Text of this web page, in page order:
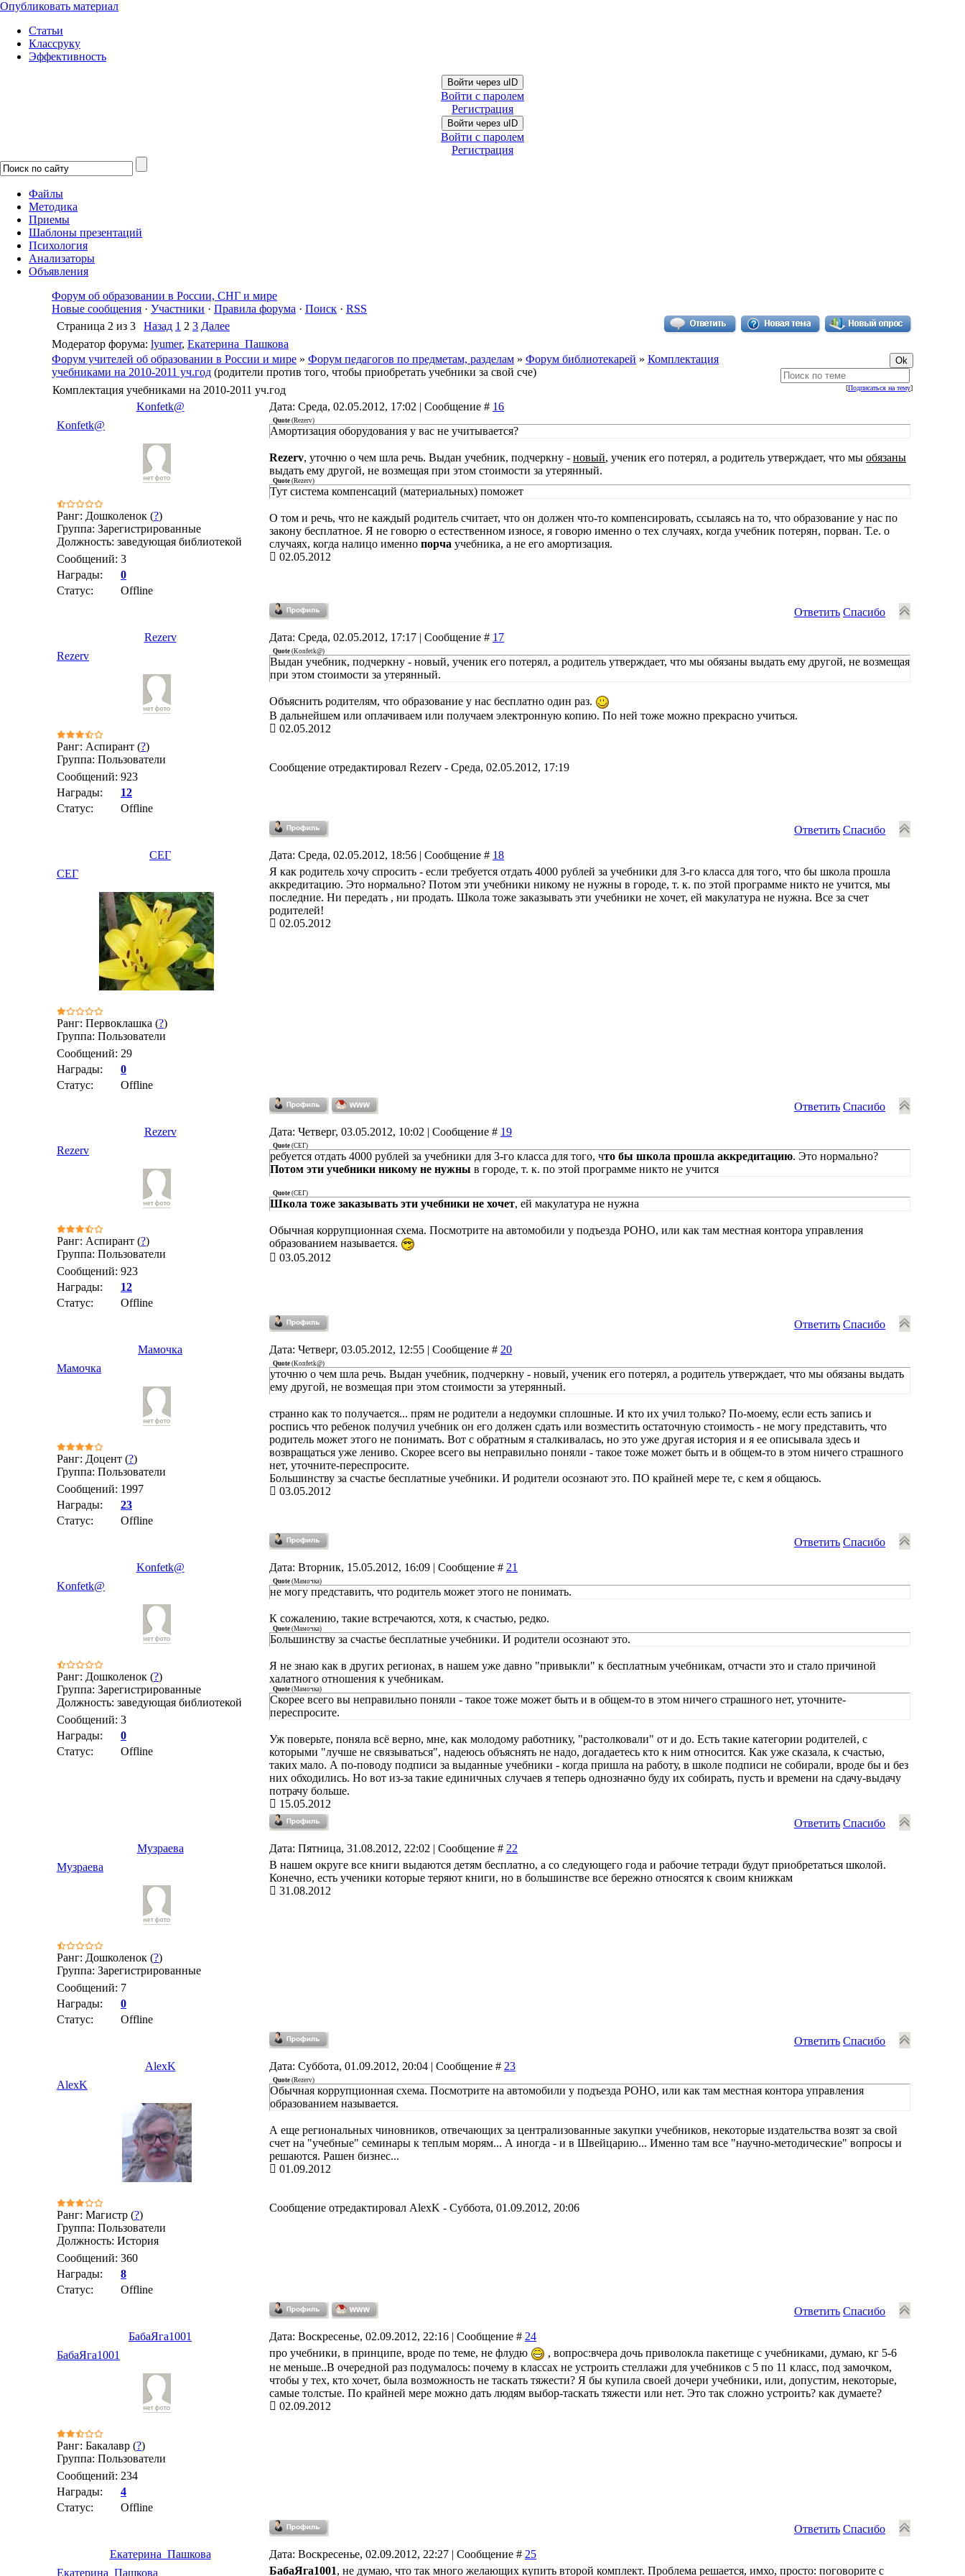
Опубликовать материал
Статьи
Классруку
Эффективность
Войти через uID
Войти с паролем
Регистрация
Войти через uID
Войти с паролем
Регистрация
Файлы
Методика
Приемы
Шаблоны презентаций
Психология
Анализаторы
Объявления
Форум об образовании в России, СНГ и мире
Новые сообщения · Участники · Правила форума · Поиск · RSS
Страница 2 из 3 Назад 1 2 3 Далее
Модератор форума: lyumer, Екатерина_Пашкова
Форум учителей об образовании в России и мире » Форум педагогов по предметам, разделам » Форум библиотекарей » Комплектация
учебниками на 2010-2011 уч.год (родители против того, чтобы приобретать учебники за свой сче)
[Подписаться на тему]
Комплектация учебниками на 2010-2011 уч.год
Konfetk@
Дата: Среда, 02.05.2012, 17:02 | Сообщение # 16
Konfetk@
Ранг: Дошколенок (?)
Группа: Зарегистрированные
Должность: заведующая библиотекой
Сообщений: 3
Награды:
0
Статус:
Offline
Quote (Rezerv)
Амортизация оборудования у вас не учитывается?
Rezerv, уточню о чем шла речь. Выдан учебник, подчеркну - новый, ученик его потерял, а родитель утверждает, что мы обязаны
выдать ему другой, не возмещая при этом стоимости за утерянный.
Quote (Rezerv)
Тут система компенсаций (материальных) поможет
О том и речь, что не каждый родитель считает, что он должен что-то компенсировать, ссылаясь на то, что образование у нас по
закону бесплатное. Я не говорю о естественном износе, я говорю именно о тех случаях, когда учебник потерян, порван. Т.е. о
случаях, когда налицо именно порча учебника, а не его амортизация.
02.05.2012
Ответить Спасибо
Rezerv Дата: Среда, 02.05.2012, 17:17 | Сообщение # 17
Rezerv
Ранг: Аспирант (?)
Группа: Пользователи
Сообщений: 923
Награды:
12
Статус:
Offline
Quote (Konfetk@)
Выдан учебник, подчеркну - новый, ученик его потерял, а родитель утверждает, что мы обязаны выдать ему другой, не возмещая
при этом стоимости за утерянный.
Объяснить родителям, что образование у нас бесплатно один раз.
В дальнейшем или оплачиваем или получаем электронную копию. По ней тоже можно прекрасно учиться.
02.05.2012
Сообщение отредактировал Rezerv - Среда, 02.05.2012, 17:19
Ответить Спасибо
СЕГ Дата: Среда, 02.05.2012, 18:56 | Сообщение # 18
СЕГ
Ранг: Первоклашка (?)
Группа: Пользователи
Сообщений: 29
Награды:
0
Статус:
Offline
Я как родитель хочу спросить - если требуется отдать 4000 рублей за учебники для 3-го класса для того, что бы школа прошла
аккредитацию. Это нормально? Потом эти учебники никому не нужны в городе, т. к. по этой программе никто не учится, мы
последние. Ни передать , ни продать. Школа тоже заказывать эти учебники не хочет, ей макулатура не нужна. Все за счет
родителей!
02.05.2012
Ответить Спасибо
Rezerv Дата: Четверг, 03.05.2012, 10:02 | Сообщение # 19
Rezerv
Ранг: Аспирант (?)
Группа: Пользователи
Сообщений: 923
Награды:
12
Статус:
Offline
Quote (СЕГ)
ребуется отдать 4000 рублей за учебники для 3-го класса для того, что бы школа прошла аккредитацию. Это нормально?
Потом эти учебники никому не нужны в городе, т. к. по этой программе никто не учится
Quote (СЕГ)
Школа тоже заказывать эти учебники не хочет, ей макулатура не нужна
Обычная коррупционная схема. Посмотрите на автомобили у подъезда РОНО, или как там местная контора управления
образованием называется.
03.05.2012
Ответить Спасибо
Мамочка Дата: Четверг, 03.05.2012, 12:55 | Сообщение # 20
Мамочка
Ранг: Доцент (?)
Группа: Пользователи
Сообщений: 1997
Награды:
23
Статус:
Offline
Quote (Konfetk@)
уточню о чем шла речь. Выдан учебник, подчеркну - новый, ученик его потерял, а родитель утверждает, что мы обязаны выдать
ему другой, не возмещая при этом стоимости за утерянный.
странно как то получается... прям не родители а недоумки сплошные. И кто их учил только? По-моему, если есть запись и
роспись что ребенок получил учебник он его должен сдать или возместить остаточную стоимость - не могу представить, что
родитель может этого не понимать. Вот с обратным я сталкивалась, но это уже другая история и я ее описывала здесь и
возвращаться уже лениво. Скорее всего вы неправильно поняли - такое тоже может быть и в общем-то в этом ничего страшного
нет, уточните-переспросите.
Большинству за счастье бесплатные учебники. И родители осознают это. ПО крайней мере те, с кем я общаюсь.
03.05.2012
Ответить Спасибо
Konfetk@ Дата: Вторник, 15.05.2012, 16:09 | Сообщение # 21
Konfetk@
Ранг: Дошколенок (?)
Группа: Зарегистрированные
Должность: заведующая библиотекой
Сообщений: 3
Награды:
0
Статус:
Offline
Quote (Мамочка)
не могу представить, что родитель может этого не понимать.
К сожалению, такие встречаются, хотя, к счастью, редко.
Quote (Мамочка)
Большинству за счастье бесплатные учебники. И родители осознают это.
Я не знаю как в других регионах, в нашем уже давно "привыкли" к бесплатным учебникам, отчасти это и стало причиной
халатного отношения к учебникам.
Quote (Мамочка)
Скорее всего вы неправильно поняли - такое тоже может быть и в общем-то в этом ничего страшного нет, уточните-
переспросите.
Уж поверьте, поняла всё верно, мне, как молодому работнику, "растолковали" от и до. Есть такие категории родителей, с
которыми "лучше не связываться", надеюсь объяснять не надо, догадаетесь кто к ним относится. Как уже сказала, к счастью,
таких мало. А по-поводу подписи за выданные учебники - когда пришла на работу, в школе подписи не собирали, вроде бы и без
них обходились. Но вот из-за такие единичных случаев я теперь однозначно буду их собирать, пусть и времени на сдачу-выдачу
потрачу больше.
15.05.2012
Ответить Спасибо
Музраева Дата: Пятница, 31.08.2012, 22:02 | Сообщение # 22
Музраева
Ранг: Дошколенок (?)
Группа: Зарегистрированные
Сообщений: 7
Награды:
0
Статус:
Offline
В нашем округе все книги выдаются детям бесплатно, а со следующего года и рабочие тетради будут приобретаться школой.
Конечно, есть ученики которые теряют книги, но в большинстве все бережно относятся к своим книжкам
31.08.2012
Ответить Спасибо
AlexK Дата: Суббота, 01.09.2012, 20:04 | Сообщение # 23
AlexK
Ранг: Магистр (?)
Группа: Пользователи
Должность: История
Сообщений: 360
Награды:
8
Статус:
Offline
Quote (Rezerv)
Обычная коррупционная схема. Посмотрите на автомобили у подъезда РОНО, или как там местная контора управления
образованием называется.
А еще региональных чиновников, отвечающих за централизованные закупки учебников, некоторые издательства возят за свой
счет на "учебные" семинары к теплым морям... А иногда - и в Швейцарию... Именно там все "научно-методические" вопросы и
решаются. Рашен бизнес...
01.09.2012
Сообщение отредактировал AlexK - Суббота, 01.09.2012, 20:06
Ответить Спасибо
БабаЯга1001 Дата: Воскресенье, 02.09.2012, 22:16 | Сообщение # 24
БабаЯга1001
Ранг: Бакалавр (?)
Группа: Пользователи
Сообщений: 234
Награды:
4
Статус:
Offline
про учебники, в принципе, вроде по теме, не флудю
, вопрос:вчера дочь приволокла пакетище с учебниками, думаю, кг 5-6
не меньше..В очередной раз подумалось: почему в классах не устроить стеллажи для учебников с 5 по 11 класс, под замочком,
чтобы у тех, кто хочет, была возможность не таскать тяжести? Я бы купила своей дочери учебники, или, допустим, некоторые,
самые толстые. По крайней мере можно дать людям выбор-таскать тяжести или нет. Это так сложно устроить? как думаете?
02.09.2012
Ответить Спасибо
Екатерина_Пашкова Дата: Воскресенье, 02.09.2012, 22:27 | Сообщение # 25
Екатерина_Пашкова
БабаЯга1001, не думаю, что так много желающих купить второй комплект. Проблема решается, имхо, просто: поговорите с